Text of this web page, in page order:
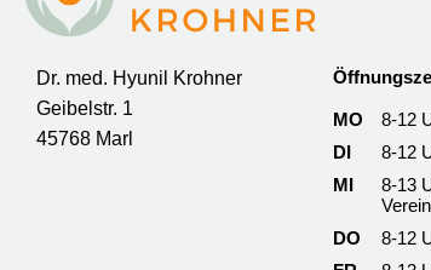
Dr. med. Hyunil Krohner
Geibelstr. 1
45768 Marl
MO
8-12
DI
8-12
MI
8-13
DO
8-12